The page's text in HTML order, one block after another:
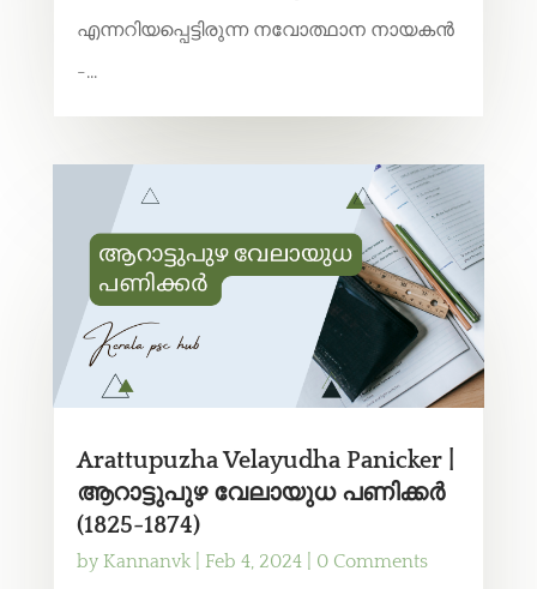
എന്നറിയപ്പെട്ടിരുന്ന നവോത്ഥാന നായകൻ
-...
Arattupuzha Velayudha Panicker |
ആറാട്ടുപുഴ വേലായുധ പണിക്കർ
(1825-1874)
by Kannanvk| Feb 4, 2024| 0 Comments